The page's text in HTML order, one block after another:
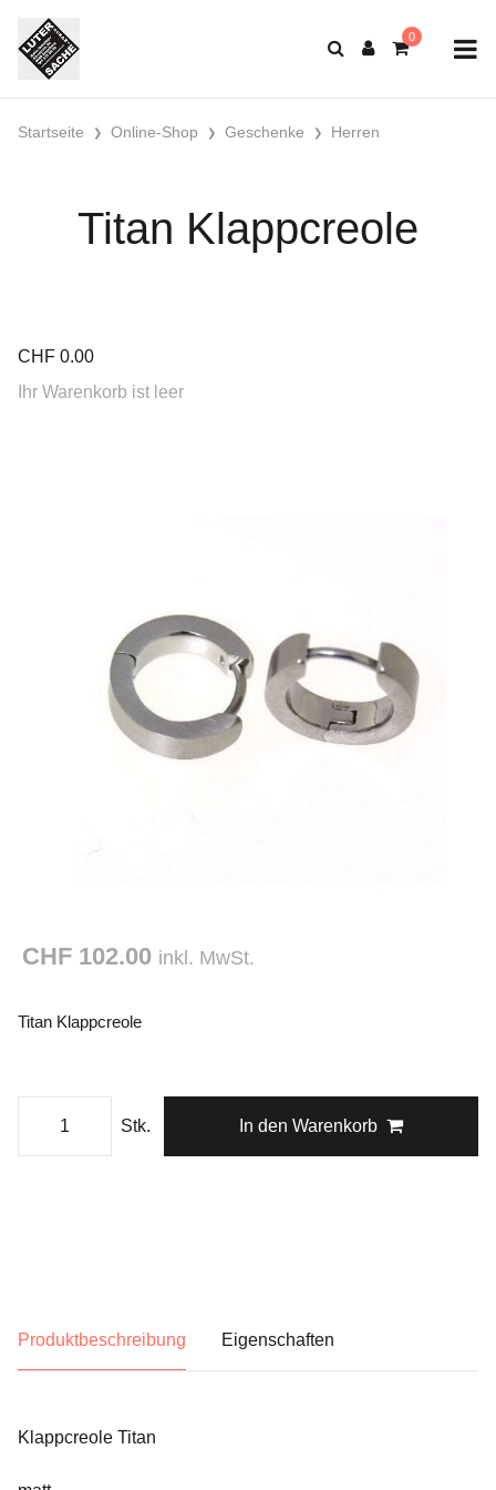
Startseite Online-Shop Geschenke Herren
Titan Klappcreole
CHF 0.00
Ihr Warenkorb ist leer
CHF 102.00 inkl. MwSt.
Titan Klappcreole
Stk. In den Warenkorb
Produktbeschreibung Eigenschaften
Klappcreole Titan